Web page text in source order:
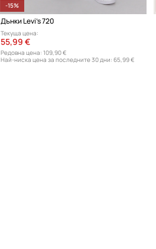
-15%
Дънки Levi's 720
Текуща цена:
55,99 €
Редовна цена: 109,90 €
Най-ниска цена за последните 30 дни: 65,99 €